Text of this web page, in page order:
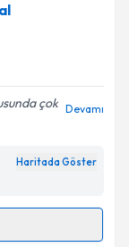
çok Devamı
Haritada Göster